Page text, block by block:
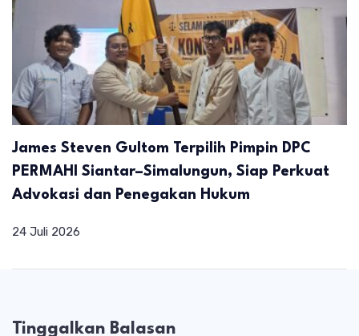
James Steven Gultom Terpilih Pimpin DPC
PERMAHI Siantar–Simalungun, Siap Perkuat
Advokasi dan Penegakan Hukum
24 Juli 2026
Tinggalkan Balasan